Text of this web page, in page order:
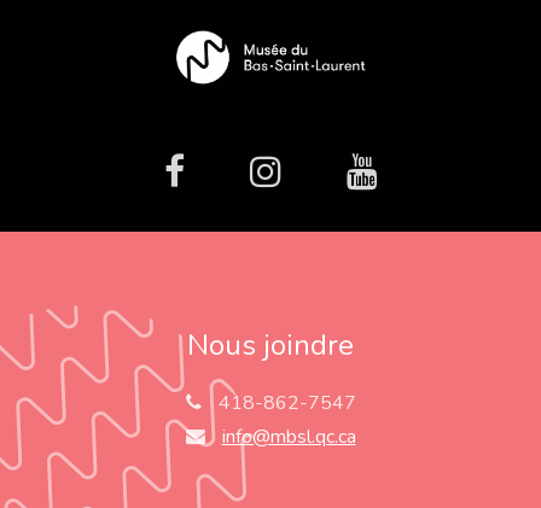
facebookInstagramYoutube
Nous joindre
418-862-7547
info@mbsl.qc.ca